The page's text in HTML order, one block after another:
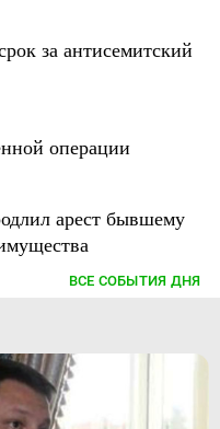
за антисемитский
операции
арест бывшему
ВСЕ СОБЫТИЯ ДНЯ